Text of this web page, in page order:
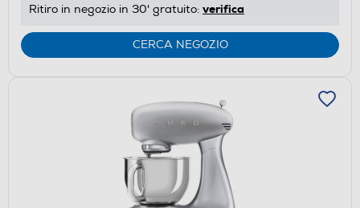
Ritiro in negozio in 30' gratuito: verifica
CERCA NEGOZIO